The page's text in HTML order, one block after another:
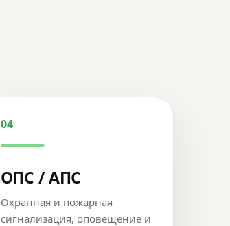
04
ОПС / АПС
Охранная и пожарная
сигнализация, оповещение и